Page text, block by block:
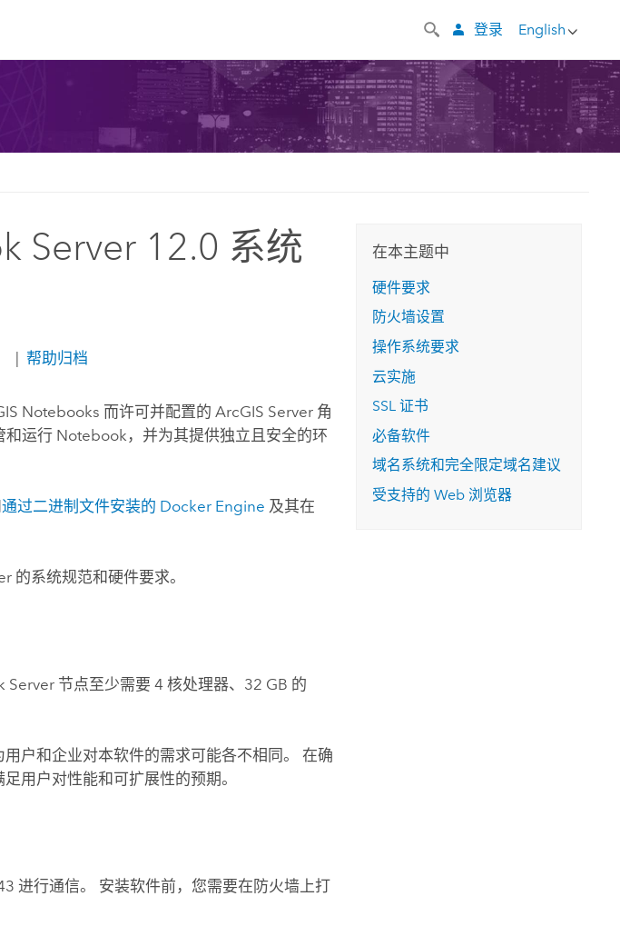
English
登录
Server 12.0 系统
| 帮助归档
Notebooks 而许可并配置的ArcGIS Server 角
和运行 Notebook，并为其提供独立且安全的环
通过二进制文件安装的 Docker Engine 及其在
的系统规范和硬件要求。
Server 节点至少需要 4 核处理器、32 GB 的
户和企业对本软件的需求可能各不相同。 在确
用户对性能和可扩展性的预期。
进行通信。 安装软件前，您需要在防火墙上打
在本主题中
硬件要求
防火墙设置
操作系统要求
云实施
SSL 证书
必备软件
域名系统和完全限定域名建议
受支持的 Web 浏览器